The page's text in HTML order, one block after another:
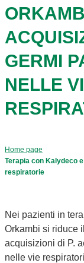
GERMI
NELLE
Home page
Terapia con Kalydeco
respiratorie
Nei pazienti in
Orkambi si riduce
acquisizioni di P.
nelle vie